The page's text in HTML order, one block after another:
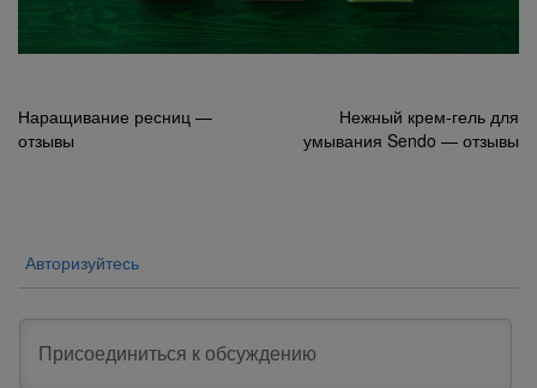
Навигация
по
Наращивание ресниц —
отзывы
Нежный крем-гель для
умывания Sendo — отзывы
Авторизуйтесь